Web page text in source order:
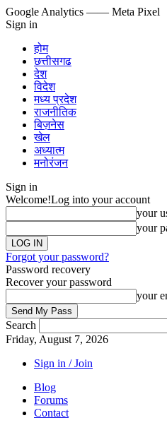
Google Analytics —— Meta Pixel
Sign in
होम
छत्तीसगढ
देश
विदेश
मध्य प्रदेश
राजनीतिक
बिज़नेस
खेल
अध्यात्म
मनोरंजन
Sign in
Welcome!Log into your account
your
your
Forgot your password?
Password recovery
Recover your password
your
Search
Friday, August 7, 2026
Sign in / Join
Blog
Forums
Contact